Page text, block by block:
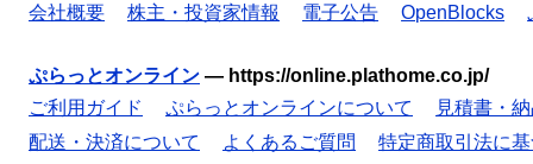
会社概要
株主・投資家情報 電子公告 OpenBlocks
ぷらっとオンライン — https://online.plathome.co.jp/
ご利用ガイド
ぷらっとオンラインについて
見積書・
配送・決済について
よくあるご質問
特定商取引法に